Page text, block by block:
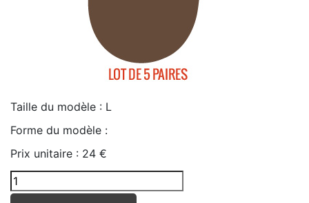
Taille du modèle : L
Forme du modèle :
Prix unitaire : 24 €